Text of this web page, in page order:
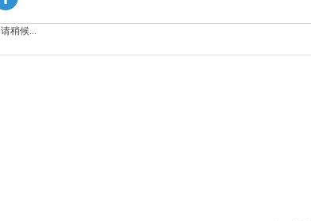
请稍候...